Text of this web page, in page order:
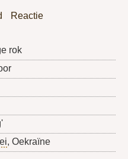
Reactie
rok
, Oekraïne